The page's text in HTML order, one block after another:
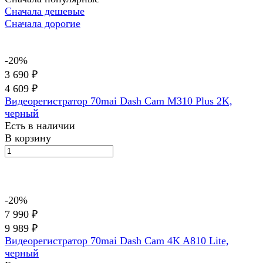
Сначала дешевые
Сначала дорогие
-20%
3 690 ₽
4 609 ₽
Видеорегистратор 70mai Dash Cam M310 Plus 2K,
черный
Есть в наличии
В корзину
-20%
7 990 ₽
9 989 ₽
Видеорегистратор 70mai Dash Cam 4K A810 Lite,
черный